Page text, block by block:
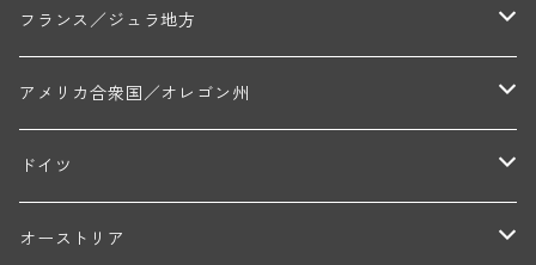
エマニュエル・ルジェ(フラジェ・エシェゾー)
A&Pド・ヴィレーヌ(ブーズロン)
マンシア・ポンセ(シャントレ)
ボージョレ地区
フランク・ジュイヤール(ジュリエナ)
ギイ・ブルトン(モルゴン)
シャトー・ル・タンプル
デ・オー・ペミオン(ムスカデ)
サントル・ニヴェルネ地区
ディディエ・ダグノー(プイィ・フュメ)
レジス・ミネ(プイィ・フュメ)
トゥーレーヌ地区
ド・ラ・ノブレ(シノン)
ロリー・ガスマン
フランス／ジュラ地方
アルボワ
ペリカン
アメリカ合衆国／オレゴン州
ウィラメット・ヴァレー
ニコラ・ジェイ
ドイツ
ラインガウ
オーストリア